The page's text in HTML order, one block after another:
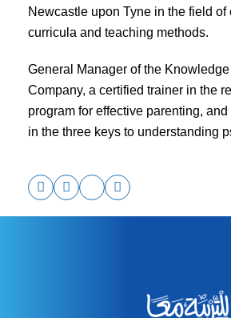
Newcastle upon Tyne in the field of
curricula and teaching methods.
General Manager of the
Company, a certified trainer in the
program for effective parenting,
in the three keys to understanding